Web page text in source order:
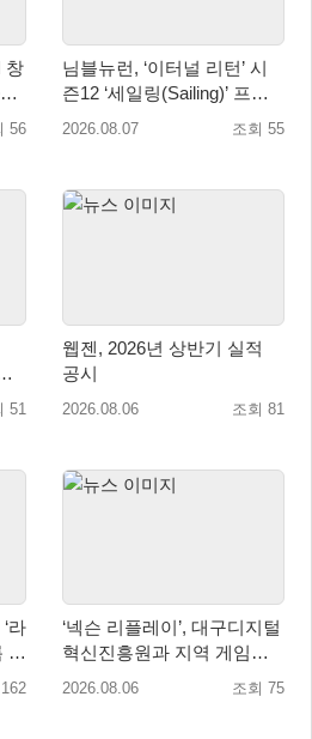
창
56
님블뉴런, ‘이터널 리턴’ 시
즌12 ‘세일링(Sailing)’ 프리
시즌 시작
2026.08.07 조회 55
51
웹젠, 2026년 상반기 실적
공시
2026.08.06 조회 81
라
프
‘넥슨 리플레이’, 대구디지털
혁신진흥원과 지역 게임산
업 육성 위한 업무협약 체결
2026.08.06 조회 75